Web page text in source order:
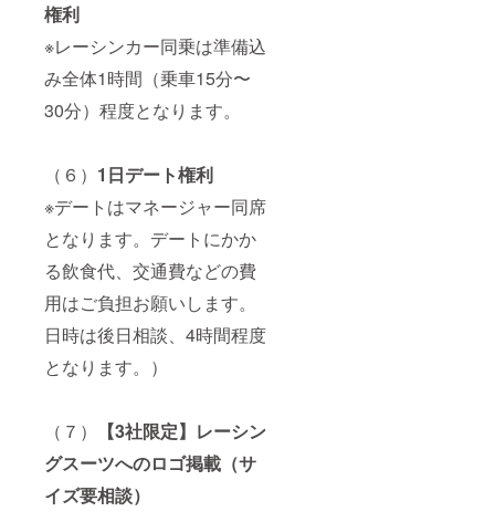
権利
※レーシンカー同乗は準備込
み全体1時間（乗車15分〜
30分）程度となります。
（６） 1日デート権利
※デートはマネージャー同席
となります。デートにかか
る飲食代、交通費などの費
用はご負担お願いします。
日時は後日相談、4時間程度
となります。）
（７）
【3社限定】レーシン
グスーツへのロゴ掲載（サ
イズ要相談）